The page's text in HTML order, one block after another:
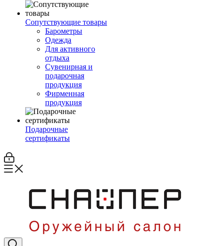
Сопутствующие товары
Барометры
Одежда
Для активного
отдыха
Сувенирная и
подарочная
продукция
Фирменная
продукция
Подарочные
сертификаты